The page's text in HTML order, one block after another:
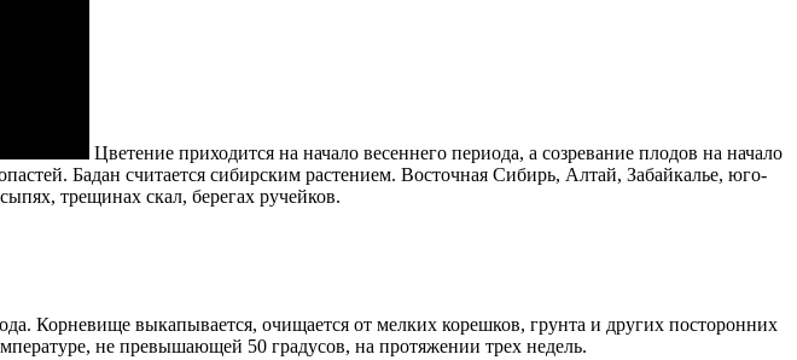
Цветение приходится на начало весеннего периода, а созревание плодов на начало
Бадан считается сибирским растением. Восточная Сибирь, Алтай, Забайкалье, юго-
трещинах скал, берегах ручейков.
Корневище выкапывается, очищается от мелких корешков, грунта и других посторонних
не превышающей 50 градусов, на протяжении трех недель.